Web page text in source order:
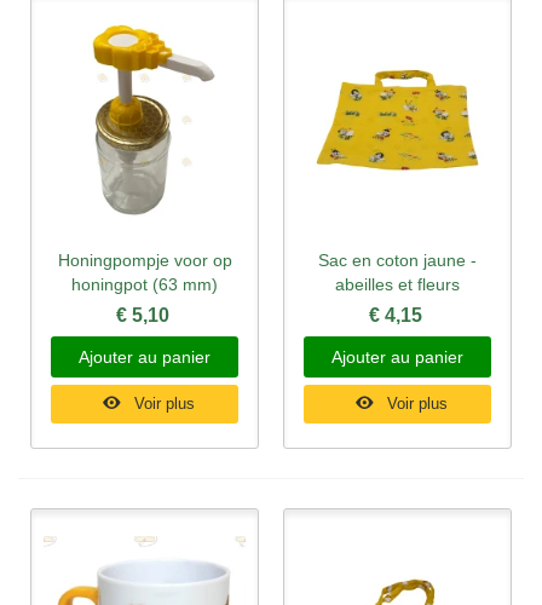
Honingpompje voor op
honingpot (63 mm)
€ 5,10
Ajouter au panier
Voir plus
Sac en coton jaune -
abeilles et fleurs
€ 4,15
Ajouter au panier
Voir plus